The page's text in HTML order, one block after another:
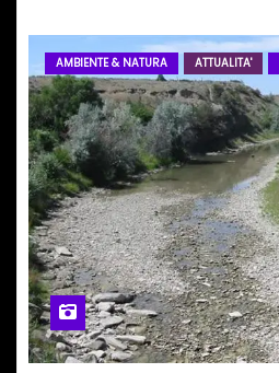
AMBIENTE & NATURA ATTUALITA'